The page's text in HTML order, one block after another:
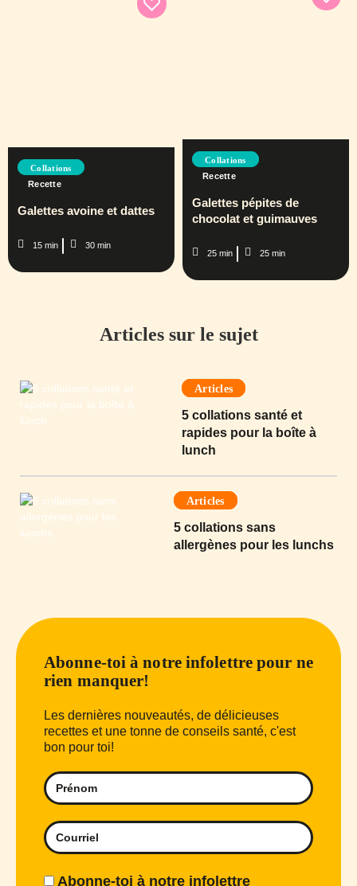
Collations
Recette
Galettes avoine et dattes
15 min 30 min
Collations
Recette
Galettes pépites de
chocolat et guimauves
25 min 25 min
Articles sur le sujet
Articles
5 collations santé et
rapides pour la boîte à
lunch
Articles
5 collations sans
allergènes pour les lunchs
Abonne-toi à notre infolettre pour ne
rien manquer!
Les dernières nouveautés, de délicieuses
recettes et une tonne de conseils santé, c'est
bon pour toi!
Abonne-toi à notre infolettre